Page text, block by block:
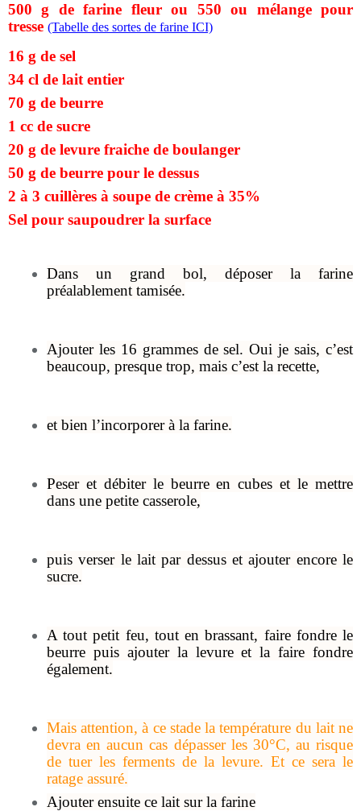
500 g de farine fleur ou 550 ou mélange pour
tresse (Tabelle des sortes de farine ICI)
16 g de sel
34 cl de lait entier
70 g de beurre
1 cc de sucre
20 g de levure fraiche de boulanger
50 g de beurre pour le dessus
2 à 3 cuillères à soupe de crème à 35%
Sel pour saupoudrer la surface
Dans un grand bol, déposer la farine
préalablement tamisée.
Ajouter les 16 grammes de sel. Oui je sais, c’est
beaucoup, presque trop, mais c’est la recette,
et bien l’incorporer à la farine.
Peser et débiter le beurre en cubes et le mettre
dans une petite casserole,
puis verser le lait par dessus et ajouter encore le
sucre.
A tout petit feu, tout en brassant, faire fondre le
beurre puis ajouter la levure et la faire fondre
également.
Mais attention, à ce stade la température du lait ne
devra en aucun cas dépasser les 30°C, au risque
de tuer les ferments de la levure. Et ce sera le
ratage assuré.
Ajouter ensuite ce lait sur la farine